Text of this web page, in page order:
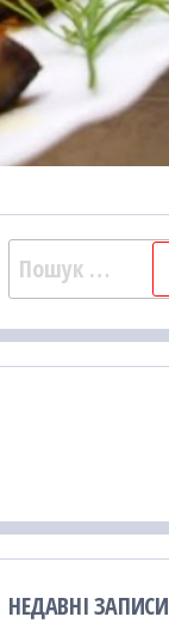
Пошук:
НЕДАВНІ ЗАПИСИ